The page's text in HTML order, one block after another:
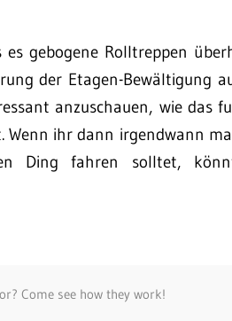
gebogene Rolltreppen
der Etagen-Bewältigung
anzuschauen, wie das
Wenn ihr dann irgendwann
Ding fahren solltet,
Come see how they work!